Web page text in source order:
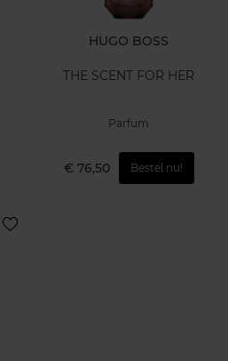
HUGO BOSS
THE SCENT FOR HER
Parfum
€ 76,50 Bestel nu!